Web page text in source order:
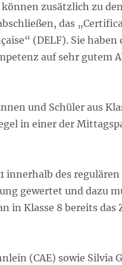
zusätzlich zu
das
(DELF). Sie
auf sehr gutem
und Schüler aus
in einer der
innerhalb des
gewertet und dazu
in Klasse 8 bereits
(CAE) sowie Silvia